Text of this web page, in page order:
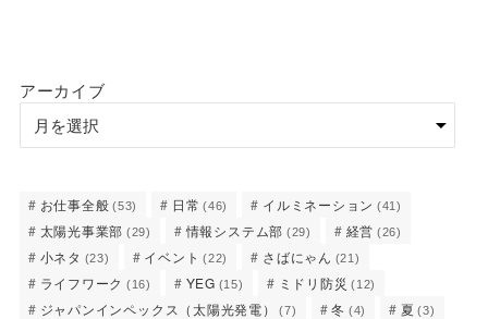
アーカイブ
お仕事全般 (53) 日常 (46) イルミネーション (41)
太陽光事業部 (29) 情報システム部 (29) 経営 (26)
小ネタ (23) イベント (22) さばにゃん (21)
ライフワーク (16) YEG (15) ミドリ防災 (12)
ジャパンインペックス（太陽光発電） (7) 冬 (4) 夏 (3)